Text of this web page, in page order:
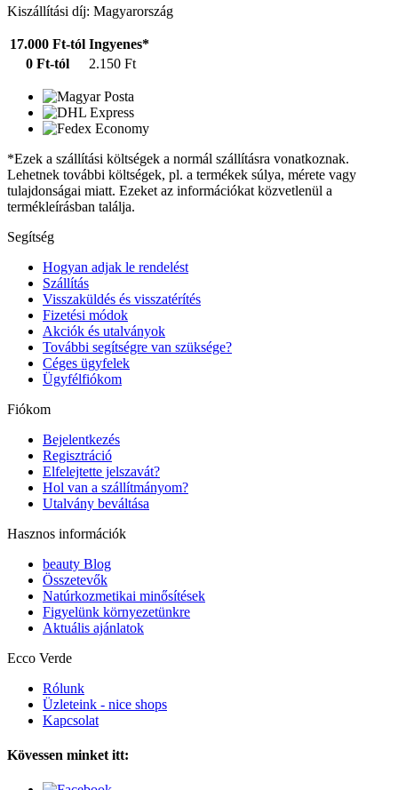
Kiszállítási díj: Magyarország
17.000 Ft-tól Ingyenes*
0 Ft-tól
2.150 Ft
*Ezek a szállítási költségek a normál szállításra vonatkoznak.
Lehetnek további költségek, pl. a termékek súlya, mérete vagy
tulajdonságai miatt. Ezeket az információkat közvetlenül a
termékleírásban találja.
Segítség
Hogyan adjak le rendelést
Szállítás
Visszaküldés és visszatérítés
Fizetési módok
Akciók és utalványok
További segítségre van szüksége?
Céges ügyfelek
Ügyfélfiókom
Fiókom
Bejelentkezés
Regisztráció
Elfelejtette jelszavát?
Hol van a szállítmányom?
Utalvány beváltása
Hasznos információk
beauty Blog
Összetevők
Natúrkozmetikai minősítések
Figyelünk környezetünkre
Aktuális ajánlatok
Ecco Verde
Rólunk
Üzleteink - nice shops
Kapcsolat
Kövessen minket itt: